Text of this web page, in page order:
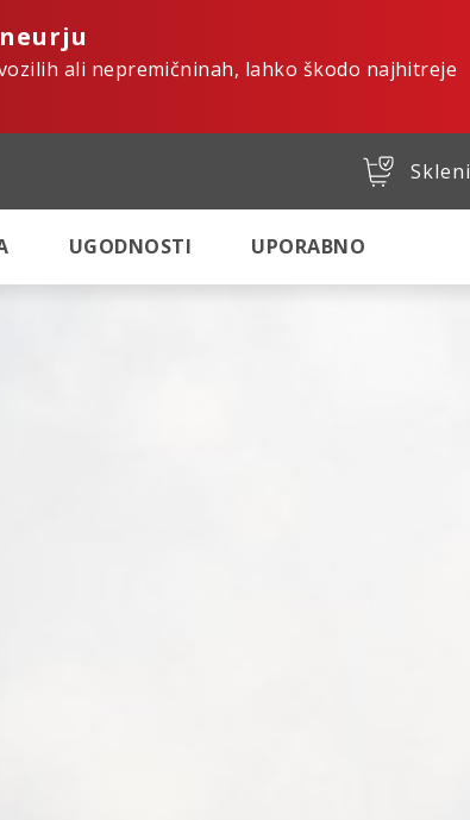
ali nepremičninah, lahko škodo najhitreje
Skleni
UGODNOSTI UPORABNO